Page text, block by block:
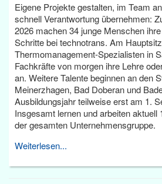
Eigene Projekte gestalten, im Team
schnell Verantwortung übernehmen:
2026 machen 34 junge Menschen
Schritte bei technotrans. Am
Thermomanagement-Spezialisten in
Fachkräfte von morgen ihre Lehre
an. Weitere Talente beginnen an den
Meinerzhagen, Bad Doberan und
Ausbildungsjahr teilweise erst am 1.
Insgesamt lernen und arbeiten aktuell
der gesamten Unternehmensgruppe.
Weiterlesen...